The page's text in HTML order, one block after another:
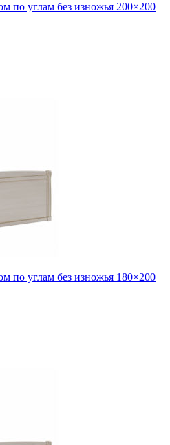
по углам без изножья 200×200
по углам без изножья 180×200